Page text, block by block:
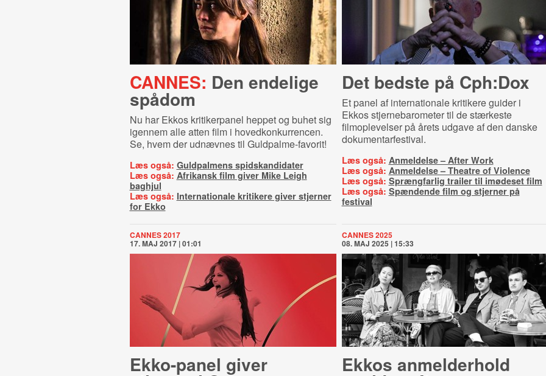
CANNES: Den endelige
spådom
Nu har Ekkos kritikerpanel heppet og buhet sig
igennem alle atten film i hovedkonkurrencen.
Se, hvem der udnævnes til Guldpalme-favorit!
Læs også: Guldpalmens spidskandidater
Læs også: Afrikansk film giver Mike Leigh
baghjul
Læs også: Internationale kritikere giver stjerner
for Ekko
Det bedste på Cph:Dox
Et panel af internationale kritikere guider i
Ekkos stjernebarometer til de stærkeste
filmoplevelser på årets udgave af den danske
dokumentarfestival.
Læs også: Anmeldelse – After Work
Læs også: Anmeldelse – Theatre of Violence
Læs også: Sprængfarlig trailer til imødeset film
Læs også: Spændende film og stjerner på
festival
CANNES 2017
17. MAJ 2017 | 01:01
Ekko-panel giver
CANNES 2025
08. MAJ 2025 | 15:33
Ekkos anmelderhold